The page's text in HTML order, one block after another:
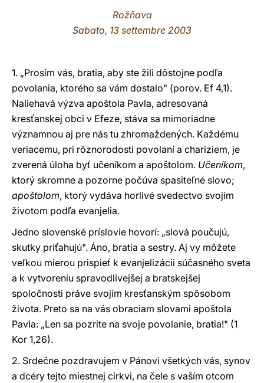
Rožňava
Sabato, 13 settembre 2003
1. „Prosím vás, bratia, aby ste žili dôstojne podľa
povolania, ktorého sa vám dostalo" (porov. Ef 4,1).
Naliehavá výzva apoštola Pavla, adresovaná
kresťanskej obci v Efeze, stáva sa mimoriadne
významnou aj pre nás tu zhromaždených. Každému
veriacemu, pri rôznorodosti povolaní a chariziem, je
zverená úloha byť učeníkom a apoštolom. Učeníkom,
ktorý skromne a pozorne počúva spasiteľné slovo;
apoštolom, ktorý vydáva horlivé svedectvo svojím
životom podľa evanjelia.
Jedno slovenské príslovie hovorí: „slová poučujú,
skutky priťahujú". Áno, bratia a sestry. Aj vy môžete
veľkou mierou prispieť k evanjelizácii súčasného sveta
a k vytvoreniu spravodlivejšej a bratskejšej
spoločnosti práve svojím kresťanským spôsobom
života. Preto sa na vás obraciam slovami apoštola
Pavla: „Len sa pozrite na svoje povolanie, bratia!" (1
Kor 1,26).
2. Srdečne pozdravujem v Pánovi všetkých vás, synov
a dcéry tejto miestnej cirkvi, na čele s vaším otcom